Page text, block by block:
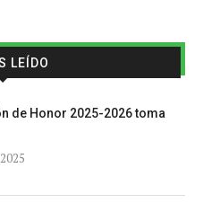
LEÍDO
de Honor 2025-2026 toma